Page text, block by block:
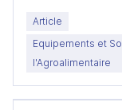
Article
Equipements et
l'Agroalimentaire